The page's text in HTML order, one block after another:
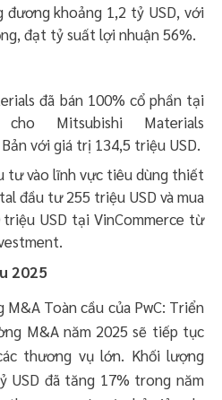
khoảng 1,2 tỷ USD, với
đạt tỷ suất lợi nhuận 56%.
đã bán 100% cổ phần tại
cho Mitsubishi Materials
với giá trị 134,5 triệu USD.
tư vào lĩnh vực tiêu dùng thiết
đầu tư 255 triệu USD và mua
USD tại VinCommerce từ
2025
Toàn cầu của PwC: Triển
M&A năm 2025 sẽ tiếp tục
thương vụ lớn. Khối lượng
đã tăng 17% trong năm